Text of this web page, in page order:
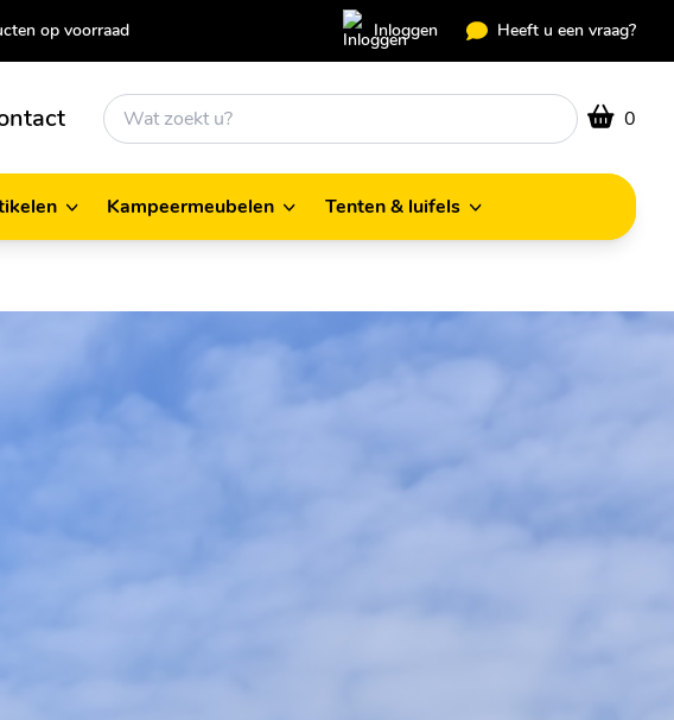
op voorraad Inloggen Heeft u een vraag?
0
Kampeermeubelen
Tenten & luifels